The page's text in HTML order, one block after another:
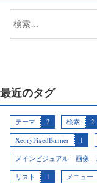
最近のタグ
テーマ 2 検索 2
XeoryFixedBanner
1
メインビジュアル 画像
リスト
1 メニュー